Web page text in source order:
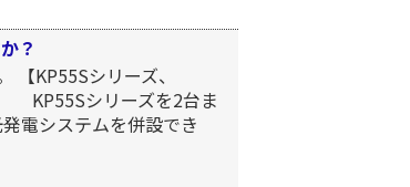
？
KP55Sシリーズ、
KP55Sシリーズを2台ま
電システムを併設でき